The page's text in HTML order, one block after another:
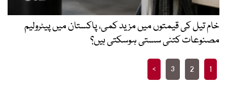
خام تیل کی قیمتوں میں مزید کمی، پاکستان میں پیٹرولیم
مصنوعات کتنی سستی ہوسکتی ہیں؟
Posts
pagination
1
2
3
>